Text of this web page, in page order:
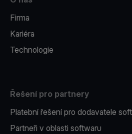
Firma
Kariéra
Technologie
Řešení pro partnery
Platební řešení pro dodavatele
Partneři v oblasti softwaru